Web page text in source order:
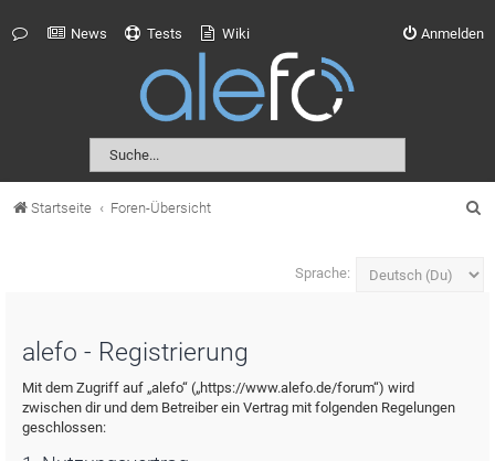
News Tests Wiki Anmelden
Startseite Foren-Übersicht
Sprache:
alefo - Registrierung
Mit dem Zugriff auf „alefo“ („https://www.alefo.de/forum“) wird
zwischen dir und dem Betreiber ein Vertrag mit folgenden Regelungen
geschlossen: